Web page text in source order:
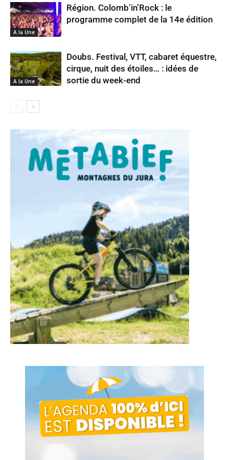
A la Une
Région. Colomb’in’Rock : le
programme complet de la 14e édition
A la Une
Doubs. Festival, VTT, cabaret équestre,
cirque, nuit des étoiles… : idées de
sortie du week-end